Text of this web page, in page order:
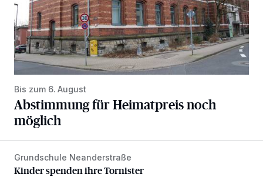
Bis zum 6. August
Abstimmung für Heimatpreis noch
möglich
Kinder spenden ihre Tornister
Grundschule Neanderstraße
Kinder spenden ihre Tornister